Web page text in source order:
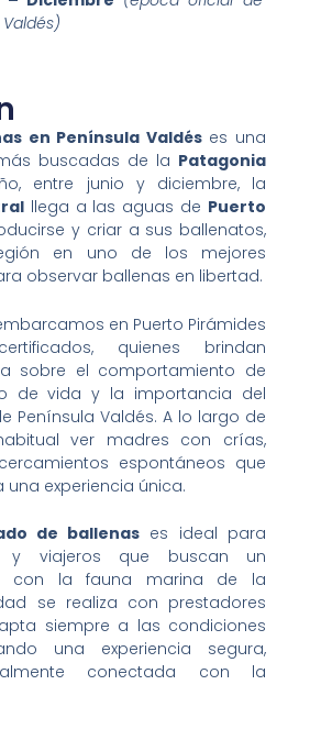
en Península Valdéses una
buscadas de la Patagonia
entre junio y diciembre, la
llega a las aguas de Puerto
y criar a sus ballenatos,
en uno de los mejores
observar ballenas en libertad.
en Puerto Pirámides
quienes brindan
sobre el comportamiento de
de vida y la importancia del
Península Valdés. A lo largo de
ver madres con crías,
espontáneos que
experiencia única.
de ballenas es ideal para
y viajeros que buscan un
con la fauna marina de la
se realiza con prestadores
siempre a las condiciones
una experiencia segura,
conectada con la